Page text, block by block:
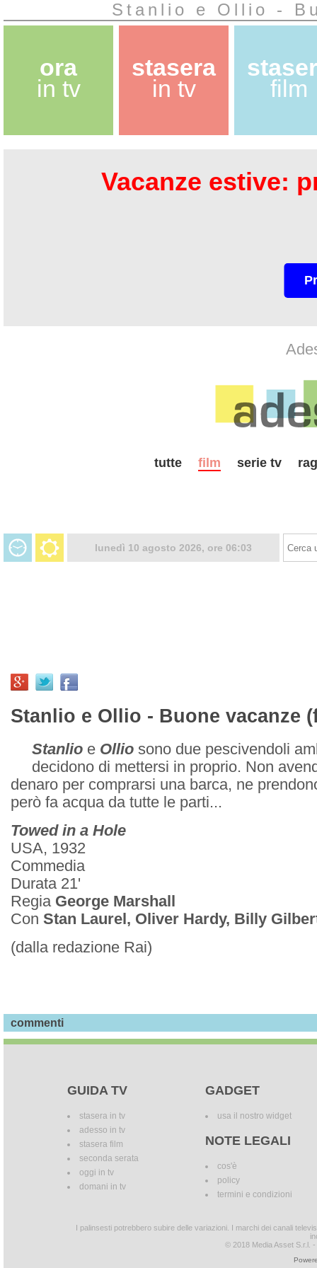
Stanlio e Ollio -
ora
in tv
stasera
in tv
film
Vacanze estive:
tutte film serie tv
lunedì 10 agosto 2026, ore 06:03
Stanlio e Ollio - Buone vacanze
Stanlio e Ollio sono due pescivendoli
decidono di mettersi in proprio. Non
denaro per comprarsi una barca, ne
però fa acqua da tutte le parti...
Towed in a Hole
USA, 1932
Commedia
Durata 21'
Regia George Marshall
Con Stan Laurel, Oliver Hardy, Billy
(dalla redazione Rai)
commenti
GUIDA TV
stasera in tv
adesso in tv
stasera film
seconda serata
oggi in tv
domani in tv
GADGET
usa il nostro widget
NOTE LEGALI
cos'è
policy
termini e condizioni
I palinsesti potrebbero subire delle variazioni. I marchi dei canali
© 2018 Media Asset S.r.l.